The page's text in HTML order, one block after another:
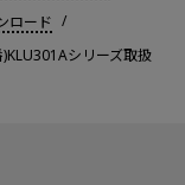
ロード
シリーズ取扱